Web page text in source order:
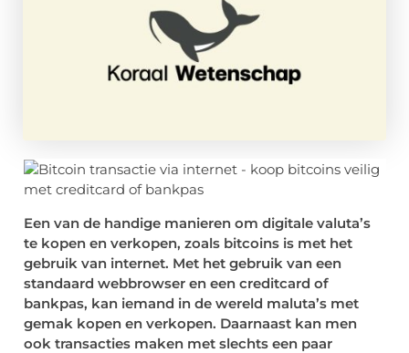
Een van de handige manieren om digitale valuta’s
te kopen en verkopen, zoals bitcoins is met het
gebruik van internet. Met het gebruik van een
standaard webbrowser en een creditcard of
bankpas, kan iemand in de wereld maluta’s met
gemak kopen en verkopen. Daarnaast kan men
ook transacties maken met slechts een paar